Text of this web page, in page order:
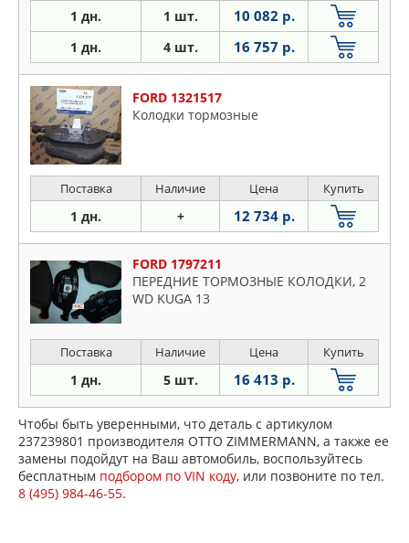
1 дн. 1 шт. 10 082 р.
1 дн. 4 шт. 16 757 р.
FORD 1321517
Колодки тормозные
Поставка Наличие Цена Купить
1 дн. + 12 734 р.
FORD 1797211
ПЕРЕДНИЕ ТОРМОЗНЫЕ КОЛОДКИ, 2
WD KUGA 13
Поставка Наличие Цена Купить
1 дн. 5 шт. 16 413 р.
Чтобы быть уверенными, что деталь с артикулом
237239801 производителя OTTO ZIMMERMANN, а также ее
замены подойдут на Ваш автомобиль, воспользуйтесь
бесплатным подбором по VIN коду, или позвоните по тел.
8 (495) 984-46-55.